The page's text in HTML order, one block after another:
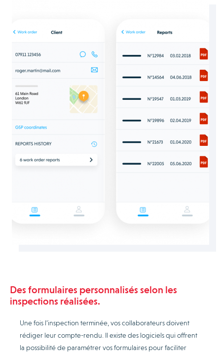
Des formulaires personnalisés selon les
inspections réalisées.
Une fois l’inspection terminée, vos collaborateurs doivent
rédiger leur compte-rendu. Il existe des logiciels qui offrent
la possibilité de paramétrer vos formulaires pour faciliter